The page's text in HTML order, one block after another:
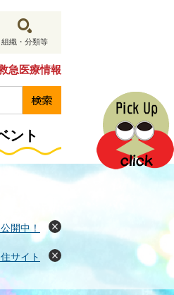
組織・分類等
急医療情報
ント
開中！
閉
じ
る
サイト
閉